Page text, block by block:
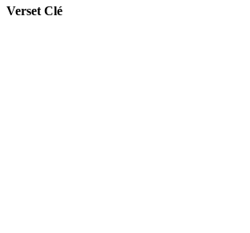
Verset Clé